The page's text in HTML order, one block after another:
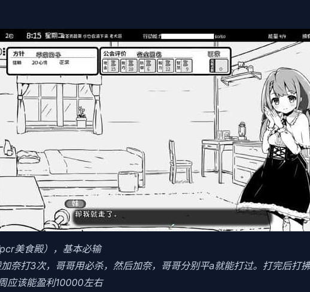
美食殿），基本必输
奈打3次，哥哥用必杀，然后加奈，哥哥分别平a就能打过。打完后打
应该能盈利10000左右